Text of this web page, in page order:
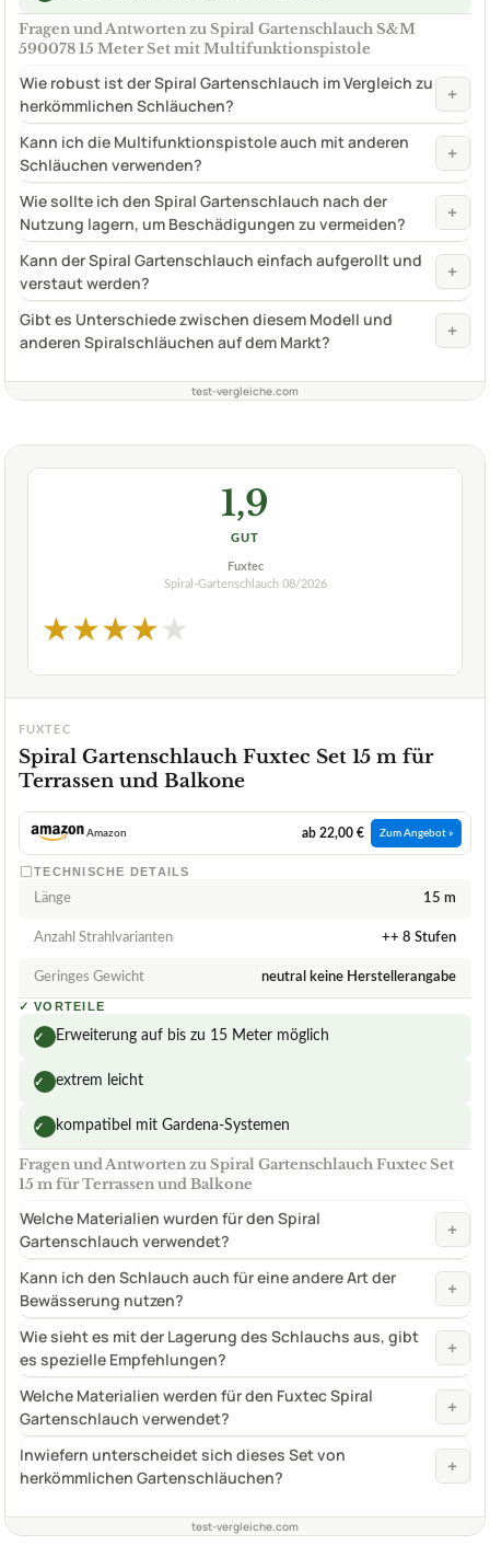
Fragen und Antworten zu Spiral Gartenschlauch S&M
590078 15 Meter Set mit Multifunktionspistole
Wie robust ist der Spiral Gartenschlauch im Vergleich zu
herkömmlichen Schläuchen?
+
Kann ich die Multifunktionspistole auch mit anderen
Schläuchen verwenden?
+
Wie sollte ich den Spiral Gartenschlauch nach der
Nutzung lagern, um Beschädigungen zu vermeiden?
+
Kann der Spiral Gartenschlauch einfach aufgerollt und
verstaut werden?
+
Gibt es Unterschiede zwischen diesem Modell und
anderen Spiralschläuchen auf dem Markt?
+
test-vergleiche.com
1,9
GUT
Fuxtec
Spiral-Gartenschlauch 08/2026
★★★★★
FUXTEC
Spiral Gartenschlauch Fuxtec Set 15 m für
Terrassen und Balkone
Amazon ab 22,00 € Zum Angebot »
TECHNISCHE DETAILS
Länge 15 m
Anzahl Strahlvarianten ++ 8 Stufen
Geringes Gewicht neutral keine Herstellerangabe
✓ VORTEILE
✓ Erweiterung auf bis zu 15 Meter möglich
✓ extrem leicht
✓ kompatibel mit Gardena-Systemen
Fragen und Antworten zu Spiral Gartenschlauch Fuxtec Set
15 m für Terrassen und Balkone
Welche Materialien wurden für den Spiral
Gartenschlauch verwendet?
+
Kann ich den Schlauch auch für eine andere Art der
Bewässerung nutzen?
+
Wie sieht es mit der Lagerung des Schlauchs aus, gibt
es spezielle Empfehlungen?
+
Welche Materialien werden für den Fuxtec Spiral
Gartenschlauch verwendet?
+
Inwiefern unterscheidet sich dieses Set von
herkömmlichen Gartenschläuchen?
+
test-vergleiche.com